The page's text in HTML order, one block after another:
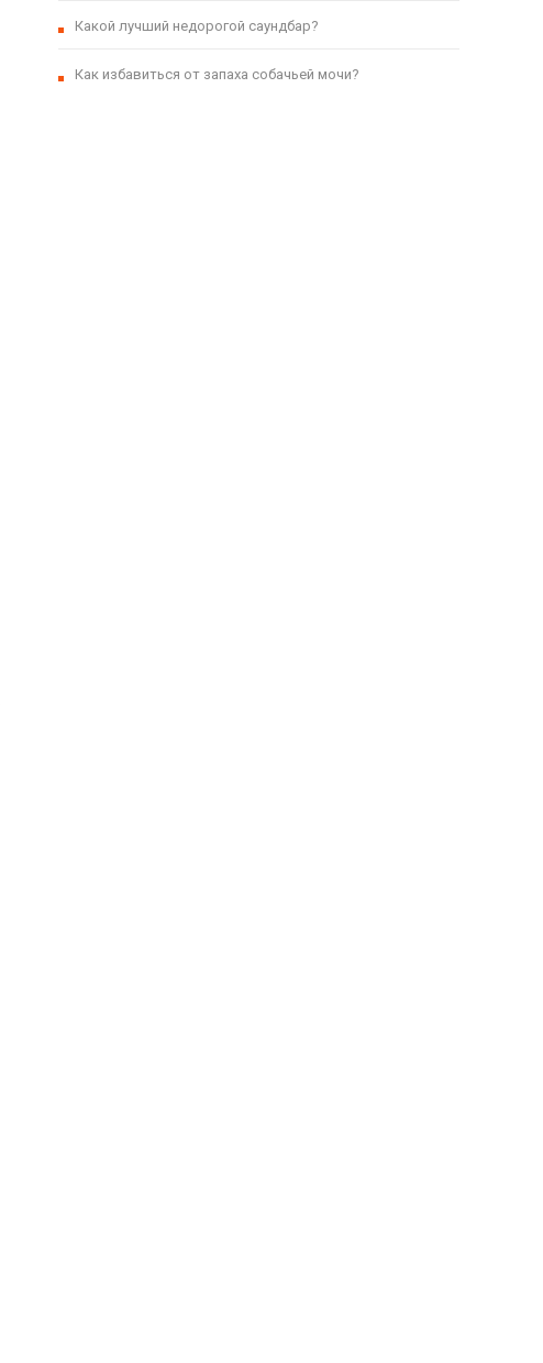
Какой лучший недорогой саундбар?
Как избавиться от запаха собачьей мочи?